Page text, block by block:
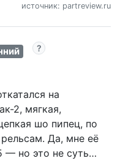
источник: partreview.ru
на
2, мягкая,
шо пипец, по
Да, мне её
— но это не суть…